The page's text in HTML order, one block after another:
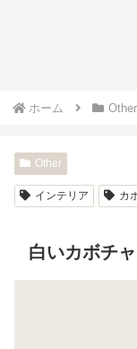
ホーム Other
Other
インテリア カ
白いカボチ